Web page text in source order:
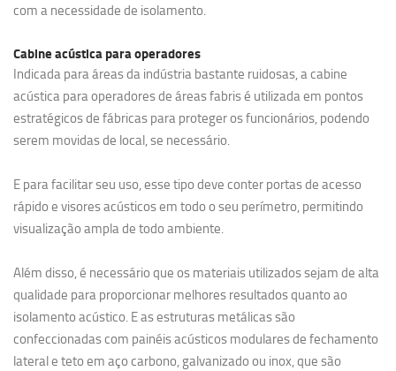
com a necessidade de isolamento.
Cabine acústica para operadores
Indicada para áreas da indústria bastante ruidosas, a cabine
acústica para operadores de áreas fabris é utilizada em pontos
estratégicos de fábricas para proteger os funcionários, podendo
serem movidas de local, se necessário.
E para facilitar seu uso, esse tipo deve conter portas de acesso
rápido e visores acústicos em todo o seu perímetro, permitindo
visualização ampla de todo ambiente.
Além disso, é necessário que os materiais utilizados sejam de alta
qualidade para proporcionar melhores resultados quanto ao
isolamento acústico. E as estruturas metálicas são
confeccionadas com painéis acústicos modulares de fechamento
lateral e teto em aço carbono, galvanizado ou inox, que são